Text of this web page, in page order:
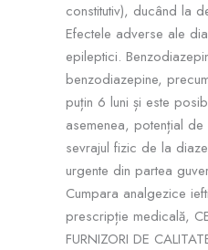
constitutiv), ducând la
Efectele adverse ale
epileptici.
benzodiazepine,
puțin 6 luni și este
asemenea, potențial
sevrajul fizic de la
urgente din partea
Cumpara analgezice
prescripție medicală,
FURNIZORI DE